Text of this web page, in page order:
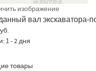
изображение
вал экскаватора-
1 - 2 дня
товары